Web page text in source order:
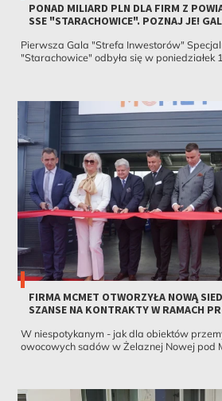
PONAD MILIARD PLN DLA FIRM Z
SSE "STARACHOWICE". POZNAJ JE!
Pierwsza Gala "Strefa Inwestorów"
"Starachowice" odbyła się w poniedziałek
FIRMA MCMET OTWORZYŁA NOWĄ
SZANSE NA KONTRAKTY W RAMACH
W niespotykanym - jak dla obiektów
owocowych sadów w Żelaznej Nowej pod